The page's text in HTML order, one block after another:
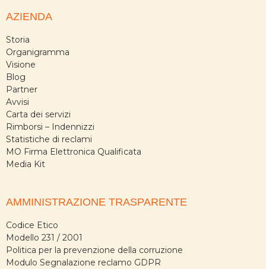
AZIENDA
Storia
Organigramma
Visione
Blog
Partner
Avvisi
Carta dei servizi
Rimborsi – Indennizzi
Statistiche di reclami
MO Firma Elettronica Qualificata
Media Kit
AMMINISTRAZIONE TRASPARENTE
Codice Etico
Modello 231 / 2001
Politica per la prevenzione della corruzione
Modulo Segnalazione reclamo GDPR